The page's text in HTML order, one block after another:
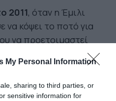
My Personal Information
sharing to third parties, or
sensitive information for
2011, όταν η Έμιλι
να κόψει το ποτό για
να προετοιμαστεί
δράση της
Alcohol Change
ως εκστρατεία